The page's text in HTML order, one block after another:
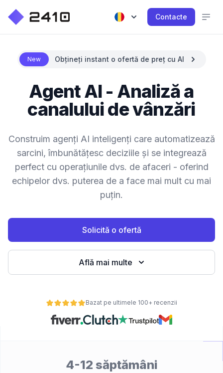
Contacte
New Obțineți instant o ofertă de preț cu AI
Agent AI - Analiză a
canalului de vânzări
Construim agenți AI inteligenți care automatizează
sarcini, îmbunătățesc deciziile și se integrează
perfect cu operațiunile dvs. de afaceri - oferind
echipelor dvs. puterea de a face mai mult cu mai
puțin.
Solicită o ofertă
Află mai multe
Bazat pe ultimele 100+ recenzii
4-12 săptămâni